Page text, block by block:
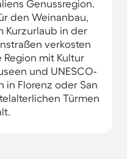
Genussregion.
den Weinanbau,
Kurzurlaub in der
verkosten
mit Kultur
und UNESCO-
in Florenz oder San
Türmen